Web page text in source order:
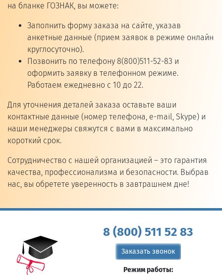
на бланке ГОЗНАК, вы можете:
Заполнить форму заказа на сайте, указав
анкетные данные (прием заявок в режиме онлайн
круглосуточно).
Позвонить по телефону 8(800)511-52-83 и
оформить заявку в телефонном режиме.
Работаем ежедневно с 10 до 22.
Для уточнения деталей заказа оставьте ваши
контактные данные (номер телефона, e-mail, Skype) и
наши менеджеры свяжутся с вами в максимально
короткий срок.
Сотрудничество с нашей организацией – это гарантия
качества, профессионализма и безопасности. Выбрав
нас, вы обретете уверенность в завтрашнем дне!
8 (800) 511 52 83
Заказать звонок
Режим работы: